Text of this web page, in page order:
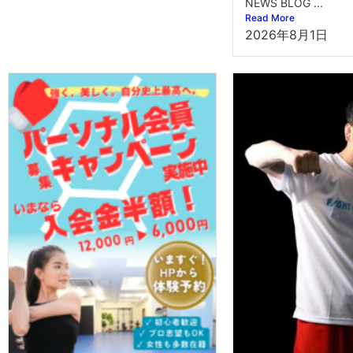
NEWS BLOG ...
Read More
2026年8月1日